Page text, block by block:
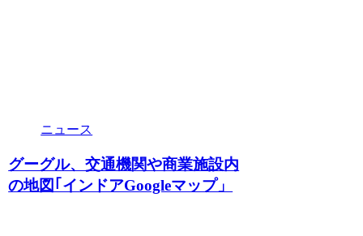
ニュース
グーグル、交通機関や商業施設内
の地図｢インドアGoogleマップ」